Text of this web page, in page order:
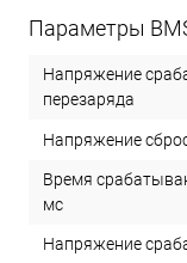
Параметры
Напряжение
перезаряда
Напряжение
Время
мс
Напряжение